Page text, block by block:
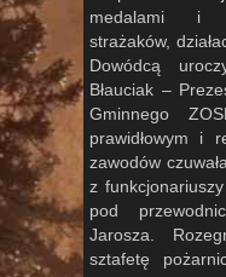
medalami i
strażaków,
Dowódcą
Błauciak –
Gminnego
prawidłowym i
zawodów
z
pod
Jarosza.
sztafetę